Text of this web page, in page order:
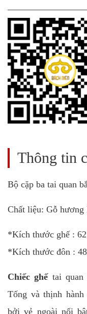
Thông tin
Bộ cặp ba tai quan
Chất liệu: Gỗ hương
*Kích thước ghế :
*Kích thước đôn :
Chiếc ghế tai
Tống và thịnh
bởi vẻ ngoài nổi